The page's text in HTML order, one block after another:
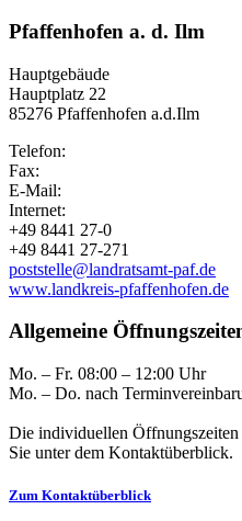
Pfaffenhofen a. d. Ilm
Hauptgebäude
Hauptplatz 22
85276 Pfaffenhofen a.d.Ilm
Telefon:
Fax:
E-Mail:
Internet:
+49 8441 27-0
+49 8441 27-271
poststelle@landratsamt-paf.de
www.landkreis-pfaffenhofen.de
Allgemeine
Mo. – Fr. 08:00 – 12:00 Uhr
Mo. – Do. nach
Die individuellen Öffnungszeiten
Sie unter dem Kontaktüberblick.
Zum Kontaktüberblick